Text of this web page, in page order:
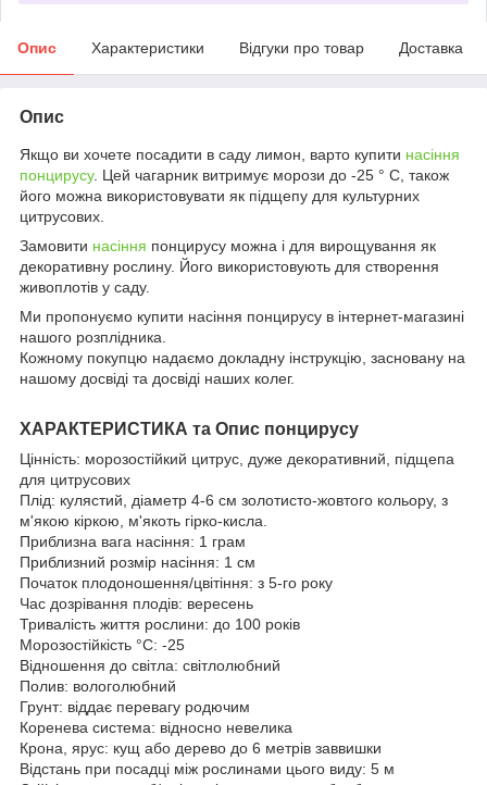
Опис Характеристики Відгуки про товар Доставка
Опис
Якщо ви хочете посадити в саду лимон, варто купити насіння
понцирусу. Цей чагарник витримує морози до -25 ° C, також
його можна використовувати як підщепу для культурних
цитрусових.
Замовити насіння понцирусу можна і для вирощування як
декоративну рослину. Його використовують для створення
живоплотів у саду.
Ми пропонуємо купити насіння понцирусу в інтернет-магазині
нашого розплідника.
Кожному покупцю надаємо докладну інструкцію, засновану на
нашому досвіді та досвіді наших колег.
ХАРАКТЕРИСТИКА та Опис понцирусу
Цінність: морозостійкий цитрус, дуже декоративний, підщепа
для цитрусових
Плід: кулястий, діаметр 4-6 см золотисто-жовтого кольору, з
м'якою кіркою, м'якоть гірко-кисла.
Приблизна вага насіння: 1 грам
Приблизний розмір насіння: 1 см
Початок плодоношення/цвітіння: з 5-го року
Час дозрівання плодів: вересень
Тривалість життя рослини: до 100 років
Морозостійкість °C: -25
Відношення до світла: світлолюбний
Полив: вологолюбний
Грунт: віддає перевагу родючим
Коренева система: відносно невелика
Крона, ярус: кущ або дерево до 6 метрів заввишки
Відстань при посадці між рослинами цього виду: 5 м